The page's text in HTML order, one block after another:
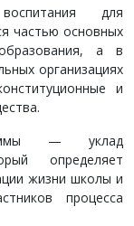
для
частью основных
а в
организациях
и
— уклад
определяет
жизни школы и
процесса